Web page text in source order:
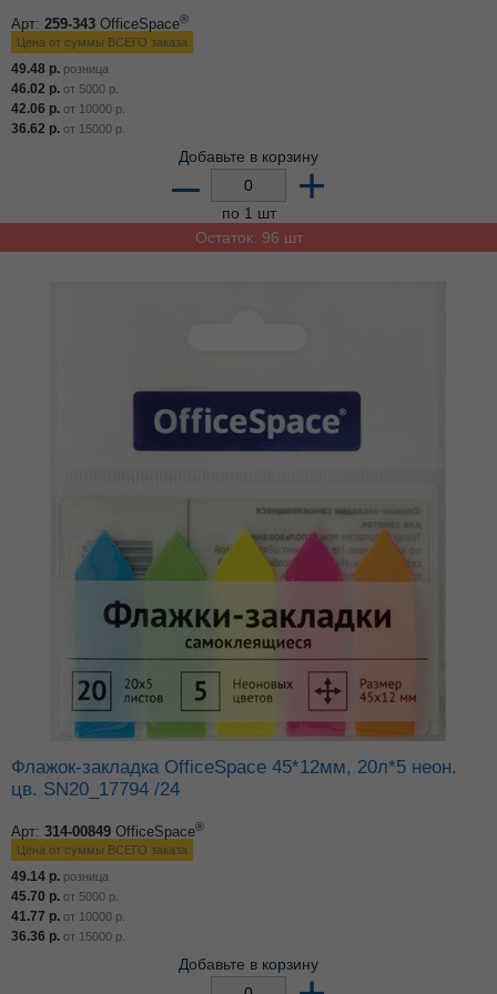
Арт: 259-343 OfficeSpace®
Цена от суммы ВСЕГО заказа
49.48 р. розница
46.02 р. от 5000 р.
42.06 р. от 10000 р.
36.62 р. от 15000 р.
Добавьте в корзину
– +
по 1 шт
Остаток: 96 шт
Флажок-закладка OfficeSpace 45*12мм, 20л*5 неон.
цв. SN20_17794 /24
Арт: 314-00849 OfficeSpace®
Цена от суммы ВСЕГО заказа
49.14 р. розница
45.70 р. от 5000 р.
41.77 р. от 10000 р.
36.36 р. от 15000 р.
Добавьте в корзину